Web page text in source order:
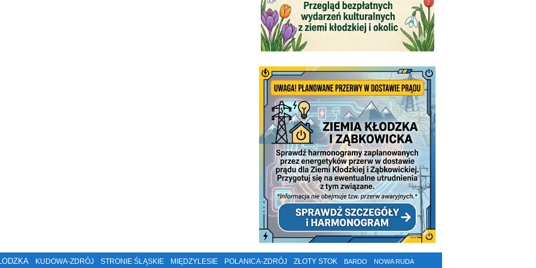
KUDOWA-ZDRÓJ STRONIE ŚLĄSKIE MIĘDZYLESIE POLANICA-ZDRÓJ ZŁOTY STOK BARDO NOWA RUDA